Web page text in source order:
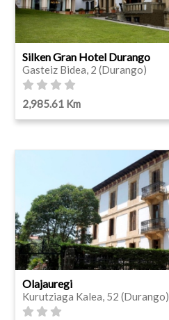
Silken Gran Hotel Durango
Gasteiz Bidea, 2 (Durango)
2,985.61 Km
Olajauregi
Kurutziaga Kalea, 52 (Durango)